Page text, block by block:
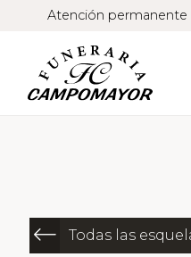
Atención permanente
Todas las